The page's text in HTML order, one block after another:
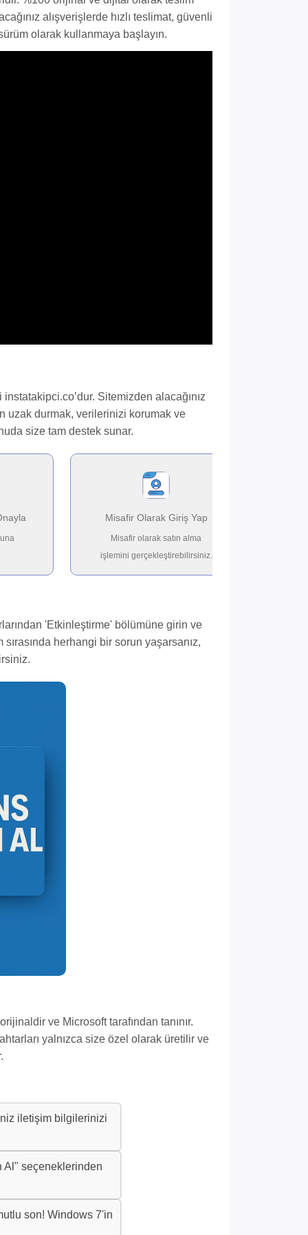
alışverişlerde hızlı teslimat, güvenli
olarak kullanmaya başlayın.
Sitemizden alacağınız
uzak durmak, verilerinizi korumak ve
size tam destek sunar.
Misafir Olarak Giriş Yap
Misafir olarak satın alma
işlemini gerçekleştirebilirsiniz.
'Etkinleştirme' bölümüne girin ve
herhangi bir sorun yaşarsanız,
ve Microsoft tarafından tanınır.
yalnızca size özel olarak üretilir ve
iletişim bilgilerinizi
Al" seçeneklerinden
son! Windows 7'in